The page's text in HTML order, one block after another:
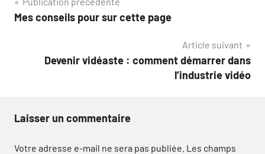
de
Mes conseils pour sur cette page
Article suivant
Devenir vidéaste : comment démarrer dans
l’industrie vidéo
Laisser un commentaire
Votre adresse e-mail ne sera pas publiée. Les champs